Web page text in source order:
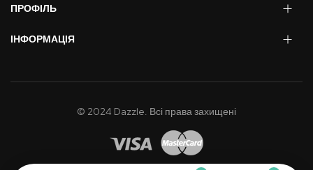
ПРОФІЛЬ
ІНФОРМАЦІЯ
© 2024 Dazzle. Всі права захищені